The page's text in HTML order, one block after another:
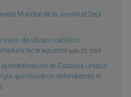
Mundial de la Juventud Seúl
caso de obispo católico
nicaragüense julio 25, 2026
beatificación en Estados Unidos
que murieron defendiendo el